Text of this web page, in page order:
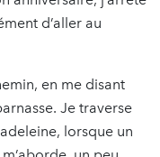
d’aller au
en me disant
Je traverse
lorsque un